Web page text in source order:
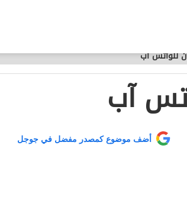
للواتس آب
آب
أضف موضوع كمصدر مفضل في جوجل